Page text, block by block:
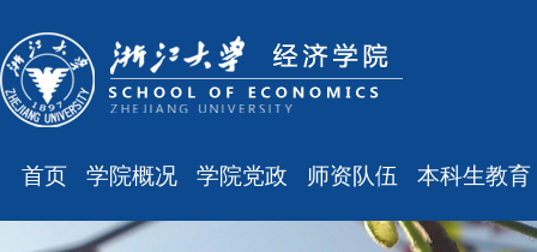
首页 学院概况
学院简介
学院党政 师资队伍
最新消息
本科生教育
最新消息